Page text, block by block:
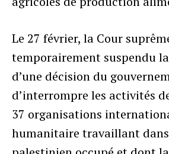
Le 27 février, la Cour
temporairement suspendu
d’une décision du
d’interrompre les activités
37 organisations
humanitaire travaillant